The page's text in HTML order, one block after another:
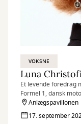
VOKSNE
Luna
Et levende foredrag
Formel 1, dansk
Anlægspavillonen
17. september